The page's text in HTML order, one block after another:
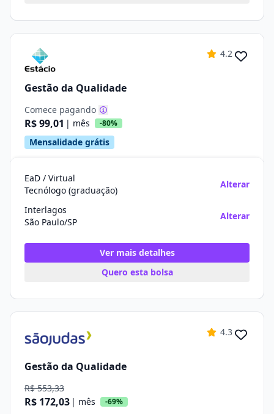
4.2
Gestão da Qualidade
Comece pagando
R$ 99,01 | mês -80%
Mensalidade grátis
EaD / Virtual
Tecnólogo (graduação)
Alterar
Interlagos
São Paulo/SP
Alterar
Ver mais detalhes
Quero esta bolsa
4.3
Gestão da Qualidade
R$ 553,33
R$ 172,03 | mês -69%